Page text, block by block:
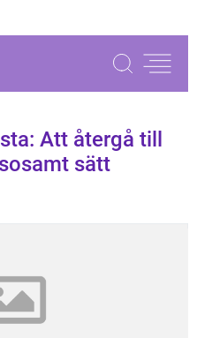
Att återgå till
sätt